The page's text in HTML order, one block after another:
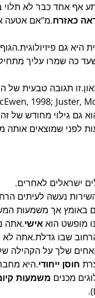
אף אחד כבר לא
כאזרח.מ"אם אטעה
היא גם
כה שמרו עליך
תגובה טבעית
גם גילוי מחודש של
לפני שמוצאים אותה
ישראלים לאחרים.
נעשה לעיתים
באומץ אך משמעות
מופשט הוא אישי.אתה
שבו גדלת.אתה
שלך על הקהילה
חוסן ייחודי.היא
מכנים משמעות